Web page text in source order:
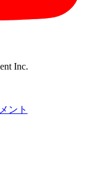
Inc.
ント